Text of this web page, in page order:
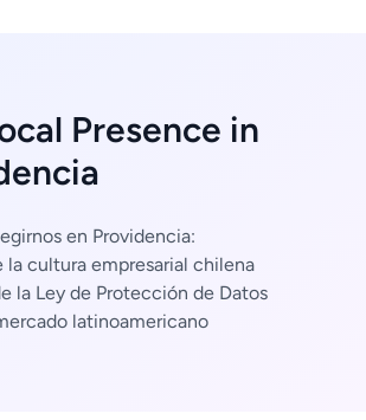
Presence in
en Providencia:
la cultura empresarial chilena
la Ley de Protección de Datos
latinoamericano